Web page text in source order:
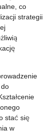
co
strategii
stać się
w